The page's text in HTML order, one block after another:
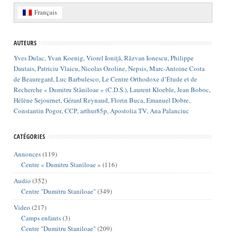
Français
AUTEURS
Yves Dulac,Yvan Koenig,Viorel Ioniță,Răzvan Ionescu,Philippe
Dautais,Patriciu Vlaicu,Nicolas Ozoline,Nepsis,Marc-Antoine Costa
de Beauregard,Luc Barbulesco,Le Centre Orthodoxe d’Étude et de
Recherche « Dumitru Stăniloae » (C.D.S.),Laurent Kloeble,Jean Boboc,
Hélène Sejournet,Gérard Reynaud,Florin Buca,Emanuel Dobre,
Constantin Pogor,CCP,arthur85p,Apostolia TV,Ana Palanciuc
CATÉGORIES
Annonces(119)
Centre « Dumitru Staniloae » (116)
Audio (352)
Centre "Dumitru Staniloae"(349)
Video (217)
Camps enfants(3)
Centre "Dumitru Staniloae"(209)